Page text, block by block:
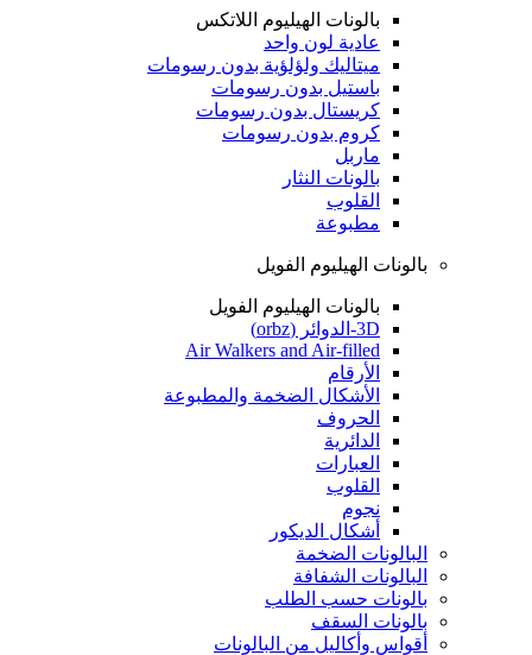
بالونات الهيليوم اللاتكس
عادية لون واحد
ميتاليك ولؤلؤية بدون رسومات
باستيل بدون رسومات
كريستال بدون رسومات
كروم بدون رسومات
ماربل
بالونات النثار
القلوب
مطبوعة
بالونات الهيليوم الفويل
بالونات الهيليوم الفويل
3D-الدوائر (orbz)
Air Walkers and Air-filled
الأرقام
الأشكال الضخمة والمطبوعة
الحروف
الدائرية
العبارات
القلوب
نجوم
أشكال الديكور
البالونات الضخمة
البالونات الشفافة
بالونات حسب الطلب
بالونات السقف
أقواس وأكاليل من البالونات